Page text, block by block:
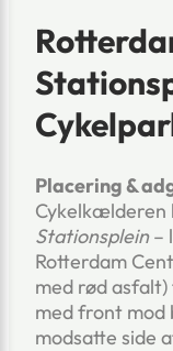
Placering &
Cykelkælderen
Stationsplein–
Rotterdam
med rød
med front mod
modsatte side